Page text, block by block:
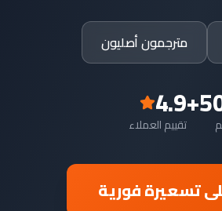
مترجمون أصليون
4.9
تقييم العملاء
تسعيرة فورية